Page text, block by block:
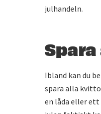
julhandeln.
Ibland kan du
spara alla
en låda eller ett